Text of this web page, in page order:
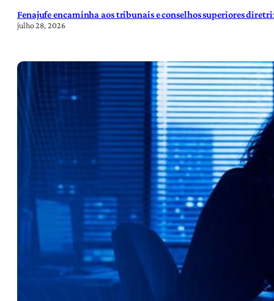
Fenajufe encaminha aos tribunais e conselhos superiores
julho 28, 2026